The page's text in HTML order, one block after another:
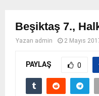
Beşiktaş 7.,
Yazan admin 2 Mayıs
PAYLAŞ 0